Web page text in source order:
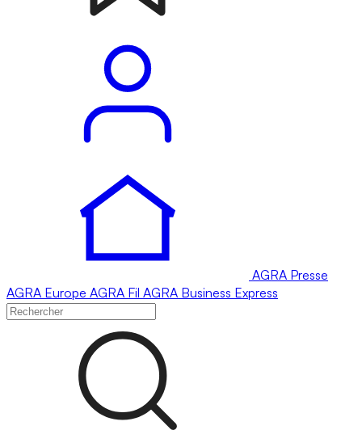
AGRA Presse
AGRA Europe AGRA Fil AGRA Business Express